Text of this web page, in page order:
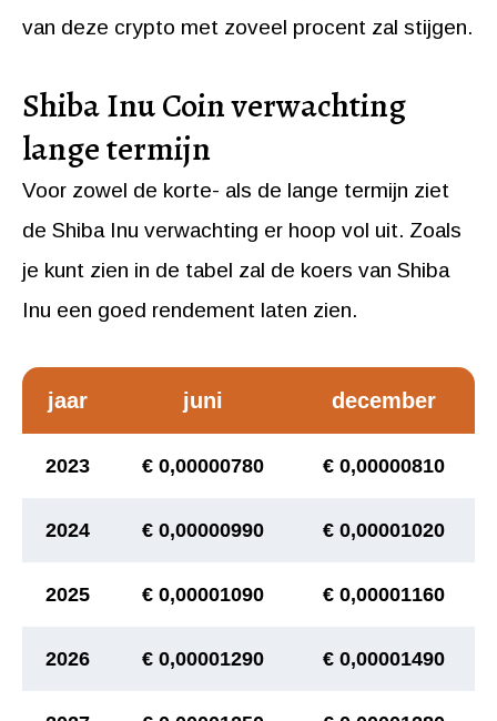
van deze crypto met zoveel procent zal stijgen.
Shiba Inu Coin verwachting
lange termijn
Voor zowel de korte- als de lange termijn ziet
de Shiba Inu verwachting er hoop vol uit. Zoals
je kunt zien in de tabel zal de koers van Shiba
Inu een goed rendement laten zien.
jaar juni december
2023 € 0,00000780 € 0,00000810
2024 € 0,00000990 € 0,00001020
2025 € 0,00001090 € 0,00001160
2026 € 0,00001290 € 0,00001490